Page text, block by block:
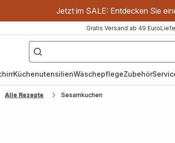
Jetzt im SALE: Entdecken Sie
Gratis Versand ab 49 Euro
["OptiGrill","Easy
Fry","Pfanne"]
KüchenutensilienWäschepflegeZubehör
Alle Rezepte Sesamkuchen